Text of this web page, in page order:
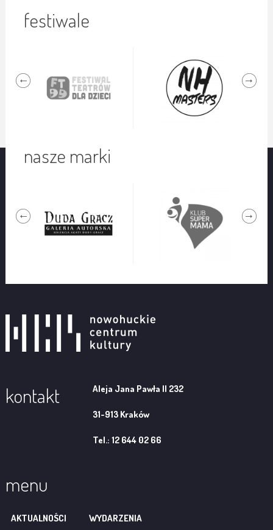
festiwale
nasze marki
kontakt Aleja Jana Pawła II 232
31-913 Kraków
Tel.: 12 644 02 66
menu
AKTUALNOŚCI
WYDARZENIA